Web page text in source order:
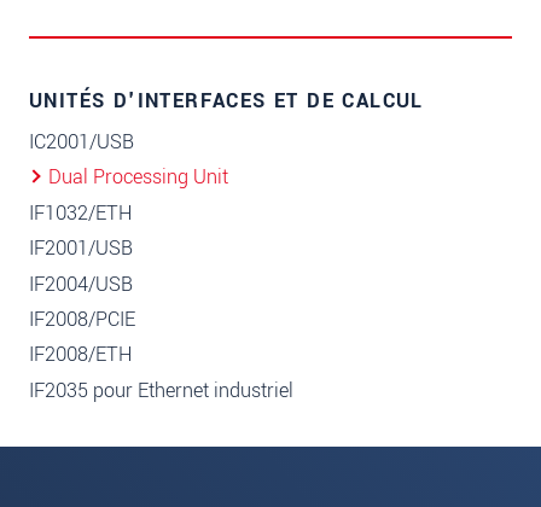
UNITÉS D'INTERFACES ET DE CALCUL
IC2001/USB
Dual Processing Unit
IF1032/ETH
IF2001/USB
IF2004/USB
IF2008/PCIE
IF2008/ETH
IF2035 pour Ethernet industriel